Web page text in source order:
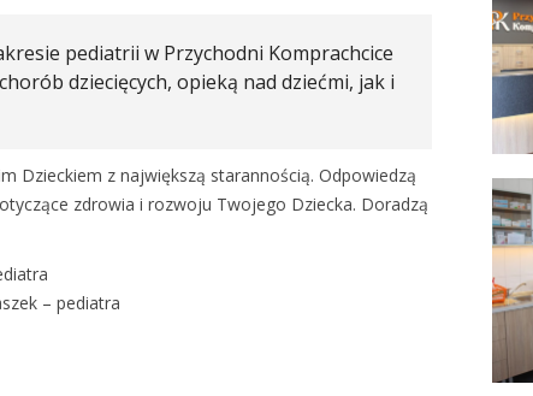
pediatrii w Przychodni Komprachcice
dziecięcych, opieką nad dziećmi, jak i
Dzieckiem z największą starannością. Odpowiedzą
zdrowia i rozwoju Twojego Dziecka. Doradzą
– pediatra